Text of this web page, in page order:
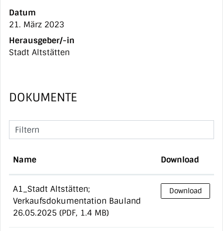
Datum
21. März 2023
Herausgeber/-in
Stadt Altstätten
DOKUMENTE
Filtern
Name Download
A1_Stadt Altstätten;
Verkaufsdokumentation Bauland
26.05.2025 (PDF, 1.4 MB)
Download